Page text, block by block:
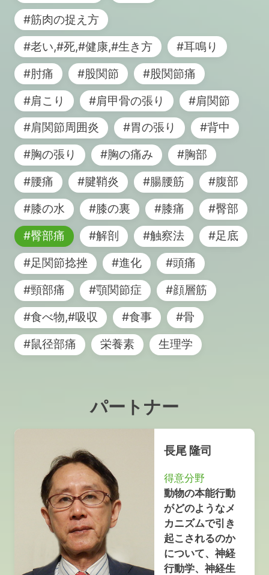
#筋肉の捉え方
#老い,#死,#健康,#生き方
#耳鳴り
#肘痛
#股関節
#股関節痛
#肩こり
#肩甲骨の張り
#肩関節
#肩関節周囲炎
#胃の張り
#背中
#胸の張り
#胸の痛み
#胸部
#腰痛
#腱鞘炎 #腸腰筋
#腹部
#膝の水
#膝の裏 #膝痛
#臀部
#臀部痛
#解剖 #触察法
#足底
#足関節捻挫
#進化
#頭痛
#頸部痛
#顎関節症
#顔層筋
#食べ物,#吸収
#食事
#骨
#鼠径部痛
栄養素 生理学
パートナー
長尾 隆司
得意分野
動物の本能行動
がどのようなメ
カニズムで引き
起こされるのか
について、神経
行動学、神経生